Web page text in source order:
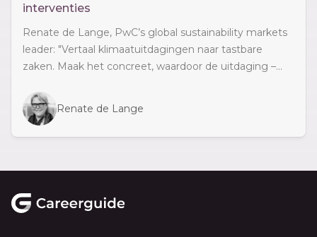
interventies
Renate de Lange, PwC’s global sustainability markets
leader: "Vertaal klimaatuitdagingen naar tastbare
zaken. Maak het concreet, waardoor de uitdaging –...
Renate de Lange